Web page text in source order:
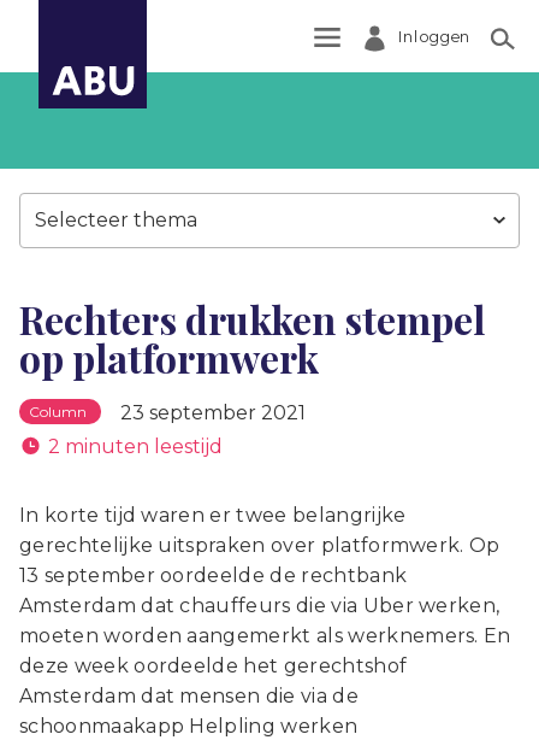
Inloggen
Selecteer thema
Rechters drukken stempel
op platformwerk
Column
23 september 2021
2 minuten leestijd
In korte tijd waren er twee belangrijke
gerechtelijke uitspraken over platformwerk. Op
13 september oordeelde de rechtbank
Amsterdam dat chauffeurs die via Uber werken,
moeten worden aangemerkt als werknemers. En
deze week oordeelde het gerechtshof
Amsterdam dat mensen die via de
schoonmaakapp Helpling werken